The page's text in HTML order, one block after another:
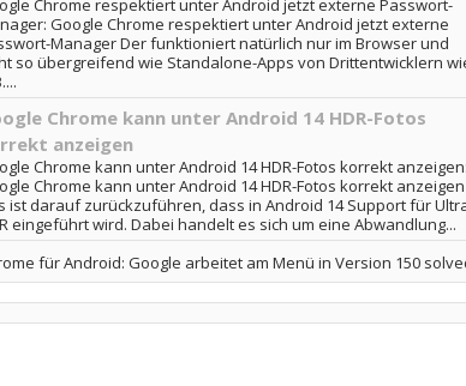
Chrome respektiert unter Android jetzt externe Passwort-
Google Chrome respektiert unter Android jetzt externe
Manager Der funktioniert natürlich nur im Browser und
so übergreifend wie Standalone-Apps von Drittentwicklern
Chrome kann unter Android 14 HDR-Fotos
anzeigen
Chrome kann unter Android 14 HDR-Fotos korrekt anzeigen:
Chrome kann unter Android 14 HDR-Fotos korrekt anzeigen
ist darauf zurückzuführen, dass in Android 14 Support für
eingeführt wird. Dabei handelt es sich um eine Abwandlung...
für Android: Google arbeitet am Menü in Version 150